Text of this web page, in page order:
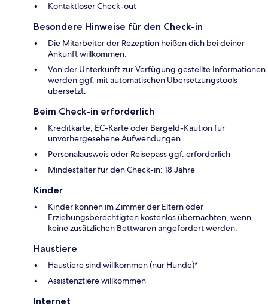
Kontaktloser Check-out
Besondere Hinweise für den Check-in
Die Mitarbeiter der Rezeption heißen dich bei deiner
Ankunft willkommen.
Von der Unterkunft zur Verfügung gestellte Informationen
werden ggf. mit automatischen Übersetzungstools
übersetzt.
Beim Check-in erforderlich
Kreditkarte, EC-Karte oder Bargeld-Kaution für
unvorhergesehene Aufwendungen
Personalausweis oder Reisepass ggf. erforderlich
Mindestalter für den Check-in: 18 Jahre
Kinder
Kinder können im Zimmer der Eltern oder
Erziehungsberechtigten kostenlos übernachten, wenn
keine zusätzlichen Bettwaren angefordert werden.
Haustiere
Haustiere sind willkommen (nur Hunde)*
Assistenztiere willkommen
Internet